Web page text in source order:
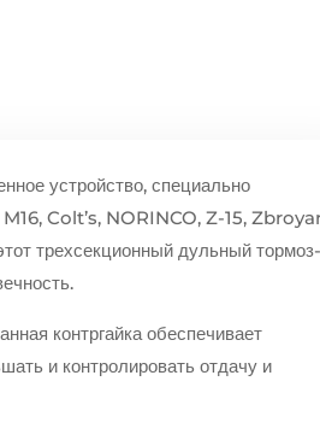
устройство, специально
M16, Colt’s, NORINCO, Z-15,
трехсекционный дульный
контргайка обеспечивает
и контролировать отдачу и